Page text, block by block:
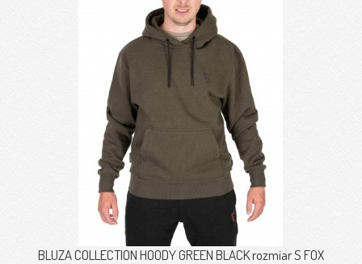
BLUZA COLLECTION HOODY GREEN BLACK rozmiar S FOX